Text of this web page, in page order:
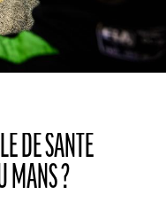
DE SANTÉ
MANS ?